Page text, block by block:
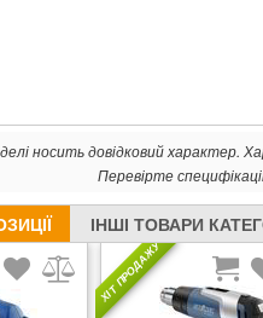
носить довідковий
Перевірте
ІНШІ ТОВАРИ
ХІТ ПРОДАЖУ